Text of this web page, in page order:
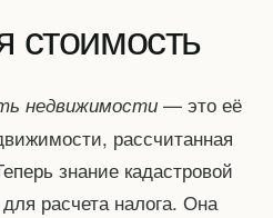
стоимость
недвижимости — это её
рассчитанная
знание кадастровой
расчета налога. Она